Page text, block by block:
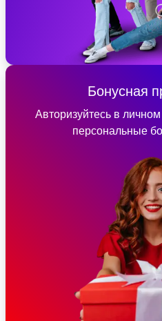
Бонусная
Авторизуйтесь в
персональные